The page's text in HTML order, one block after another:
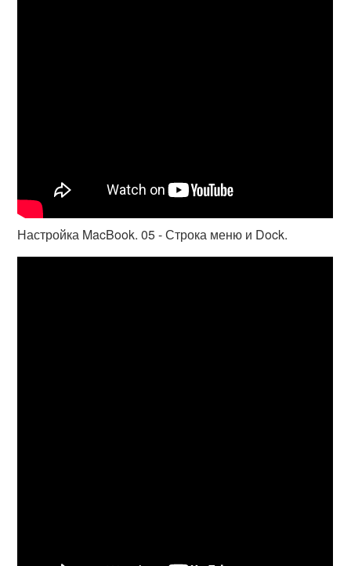
Настройка MacBook. 05 - Строка меню и Dock.